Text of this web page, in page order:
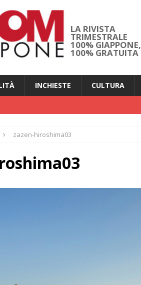
LA RIVISTA
TRIMESTRALE
100% GIAPPONE,
100% GRATUITA
INCHIESTE CULTURA
zazen-hiroshima03